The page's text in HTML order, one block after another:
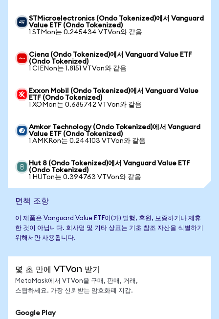
STMicroelectronics (Ondo Tokenized)에서 Vanguard
Value ETF (Ondo Tokenized)
1 STMon는 0.245434 VTVon와 같음
Ciena (Ondo Tokenized)에서 Vanguard Value ETF
(Ondo Tokenized)
1 CIENon는 1.8151 VTVon와 같음
Exxon Mobil (Ondo Tokenized)에서 Vanguard Value
ETF (Ondo Tokenized)
1 XOMon는 0.685742 VTVon와 같음
Amkor Technology (Ondo Tokenized)에서 Vanguard
Value ETF (Ondo Tokenized)
1 AMKRon는 0.244103 VTVon와 같음
Hut 8 (Ondo Tokenized)에서 Vanguard Value ETF
(Ondo Tokenized)
1 HUTon는 0.394763 VTVon와 같음
면책 조항
이 제품은 Vanguard Value ETF이(가) 발행, 후원, 보증하거나 제휴
한 것이 아닙니다. 회사명 및 기타 상표는 기초 참조 자산을 식별하기
위해서만 사용됩니다.
몇 초 만에 VTVon 받기
MetaMask에서 VTVon을 구매, 판매, 거래,
스왑하세요. 가장 신뢰받는 암호화폐 지갑.
Google Play